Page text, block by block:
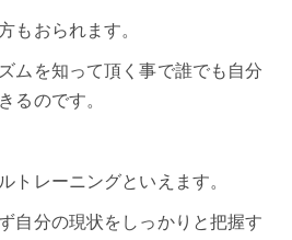
もおられます。
ムを知って頂く事で誰でも自分
るのです。
トレーニングといえます。
自分の現状をしっかりと把握す